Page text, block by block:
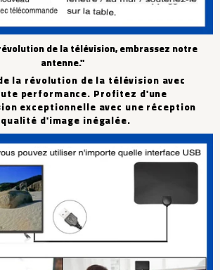
de la télévision, embrassez notre
antenne."
la révolution de la télévision avec
performance. Profitez d'une
exceptionnelle avec une réception
d'image inégalée.